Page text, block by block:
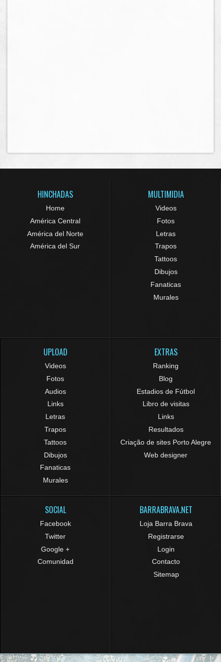
HINCHADAS
Home
América Central
América del Norte
América del Sur
MULTIMIDIA
Videos
Fotos
Letras
Trapos
Tattoos
Dibujos
Fanaticas
Murales
UPLOAD
Videos
Fotos
Audios
Links
Letras
Trapos
Tattoos
Dibujos
Fanaticas
Murales
EXTRAS
Ranking
Blog
Estadios de Fútbol
Libro de visitas
Links
Resultados
Criação de sites Porto Alegre
Web designer
SOCIAL
Facebook
Twitter
Google +
Comunidad
BARRABRAVA.NET
Loja Barra Brava
Registrarse
Login
Contacto
Sitemap